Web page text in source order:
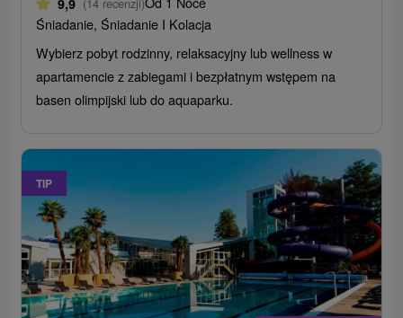
9,9
Śniadanie, Śniadanie I Kolacja
Wybierz pobyt rodzinny, relaksacyjny lub wellness w
apartamencie z zabiegami i bezpłatnym wstępem na
basen olimpijski lub do aquaparku.
TIP